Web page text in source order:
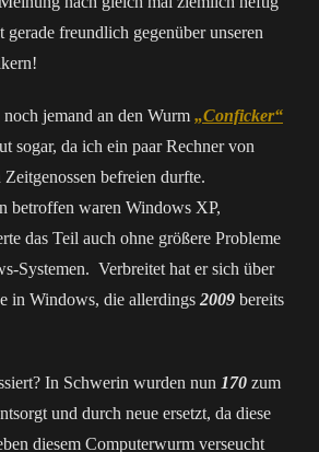
freundlich gegenüber unseren
jemand an den Wurm „Conficker“
sogar, da ich ein paar Rechner von
befreien durfte.
betroffen waren Windows XP,
das Teil auch ohne größere Probleme
Systemen. Verbreitet hat er sich über
in Windows, die allerdings 2009 bereits
In Schwerin wurden nun 170 zum
und durch neue ersetzt, da diese
diesem Computerwurm verseucht